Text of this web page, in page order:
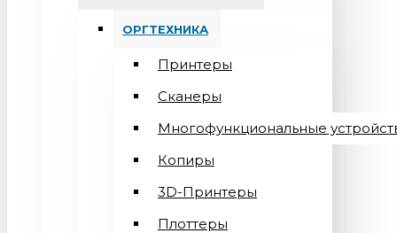
ОРГТЕХНИКА
Принтеры
Сканеры
Многофункциональные
Копиры
3D-Принтеры
Плоттеры